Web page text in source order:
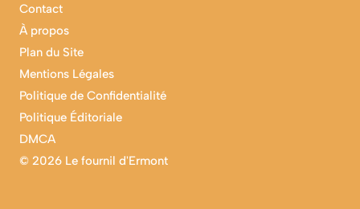
© 2026 Le fournil d'Ermont
Contact
À propos
Plan du Site
Mentions Légales
Politique de Confidentialité
Politique Éditoriale
DMCA